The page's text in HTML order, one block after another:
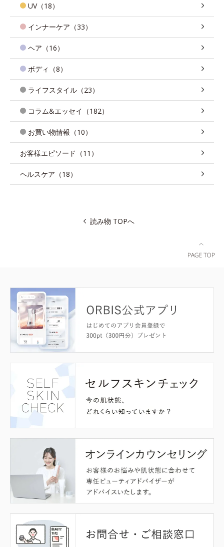
UV（18）
インナーケア（33）
ヘア（16）
ボディ（8）
ライフスタイル（23）
コラム&エッセイ（182）
お買い物情報（10）
お客様エピソード（11）
ヘルスケア（18）
読み物 TOPへ